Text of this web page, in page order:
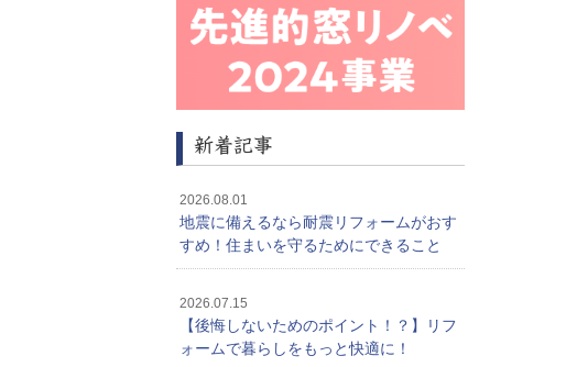
新着記事
2026.08.01
地震に備えるなら耐震リフォームがおす
すめ！住まいを守るためにできること
2026.07.15
【後悔しないためのポイント！？】リフ
ォームで暮らしをもっと快適に！